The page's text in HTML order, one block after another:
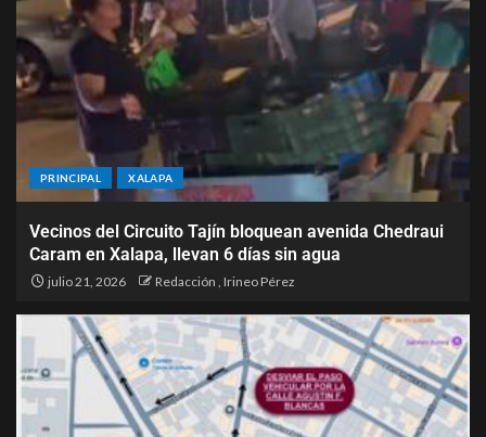
PRINCIPAL XALAPA
Vecinos del Circuito Tajín bloquean avenida Chedraui
Caram en Xalapa, llevan 6 días sin agua
julio 21, 2026 Redacción , Irineo Pérez